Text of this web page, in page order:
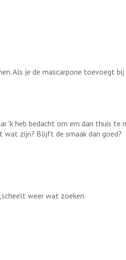
Als je de mascarpone toevoegt
'k heb bedacht om em dan thuis te
wat zijn? Blijft de smaak dan goed?
weer wat zoeken.